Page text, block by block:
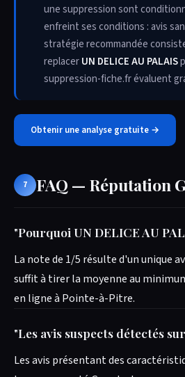
une suppression sont
enfreint ses conditions : avis
stratégie recommandée
replacerUN DELICE AU PALAIS
suppression-fiche.fr évaluent
Obtenir une analyse gratuite →
7 FAQ — Réputation
"Pourquoi UN DELICE AU
La note de 1/5 résulte d'un unique
suffit à tirer la moyenne au
en ligne à Pointe-à-Pitre.
"Les avis suspects détectés
Les avis présentant des